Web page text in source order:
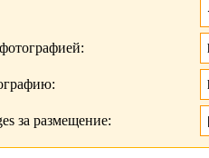
за размещение: